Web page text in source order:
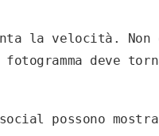
la velocità. Non
deve
possono